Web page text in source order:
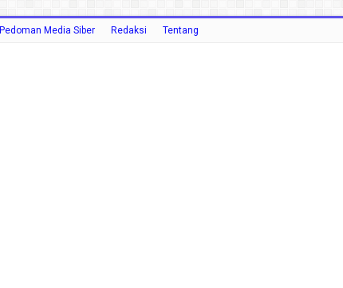
Pedoman Media Siber Redaksi Tentang